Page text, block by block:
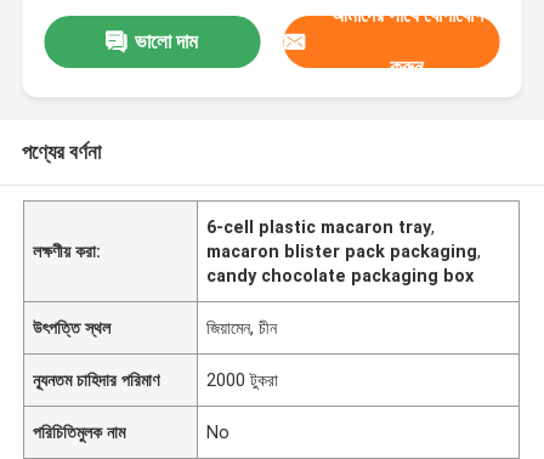
ভালো দাম
আমাদের সাথে যোগাযোগ
করুন
পণ্যের বর্ণনা
লক্ষণীয় করা:
6-cell plastic macaron tray,
macaron blister pack packaging,
candy chocolate packaging box
উৎপত্তি স্থল জিয়ামেন, চীন
ন্যূনতম চাহিদার পরিমাণ 2000 টুকরা
পরিচিতিমুলক নাম No